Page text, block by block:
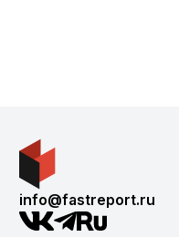
info@fastreport.ru